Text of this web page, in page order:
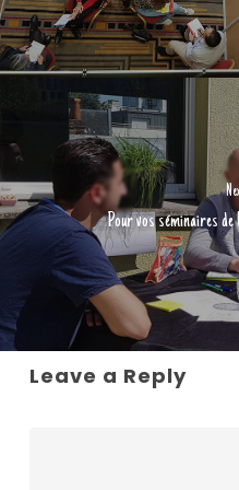
Pour vos séminaires de
Leave a Reply